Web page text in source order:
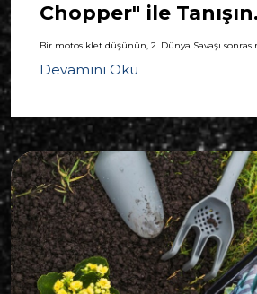
Chopper" ile Tanışın.
Bir motosiklet düşünün, 2. Dünya Savaşı
Devamını Oku